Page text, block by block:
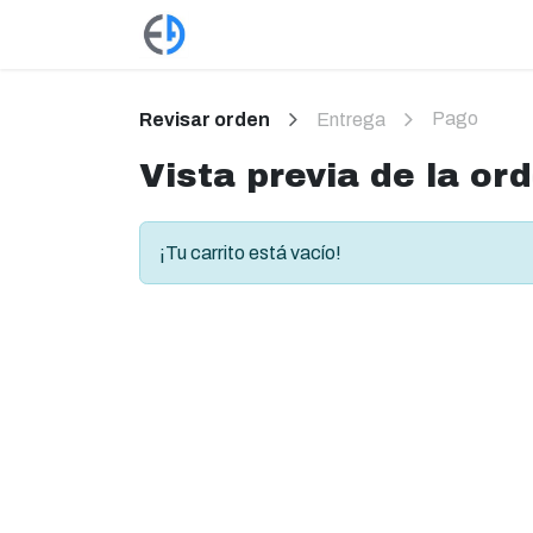
Revisar orden Entrega Pago
Vista previa de la
¡Tu carrito está vacío!